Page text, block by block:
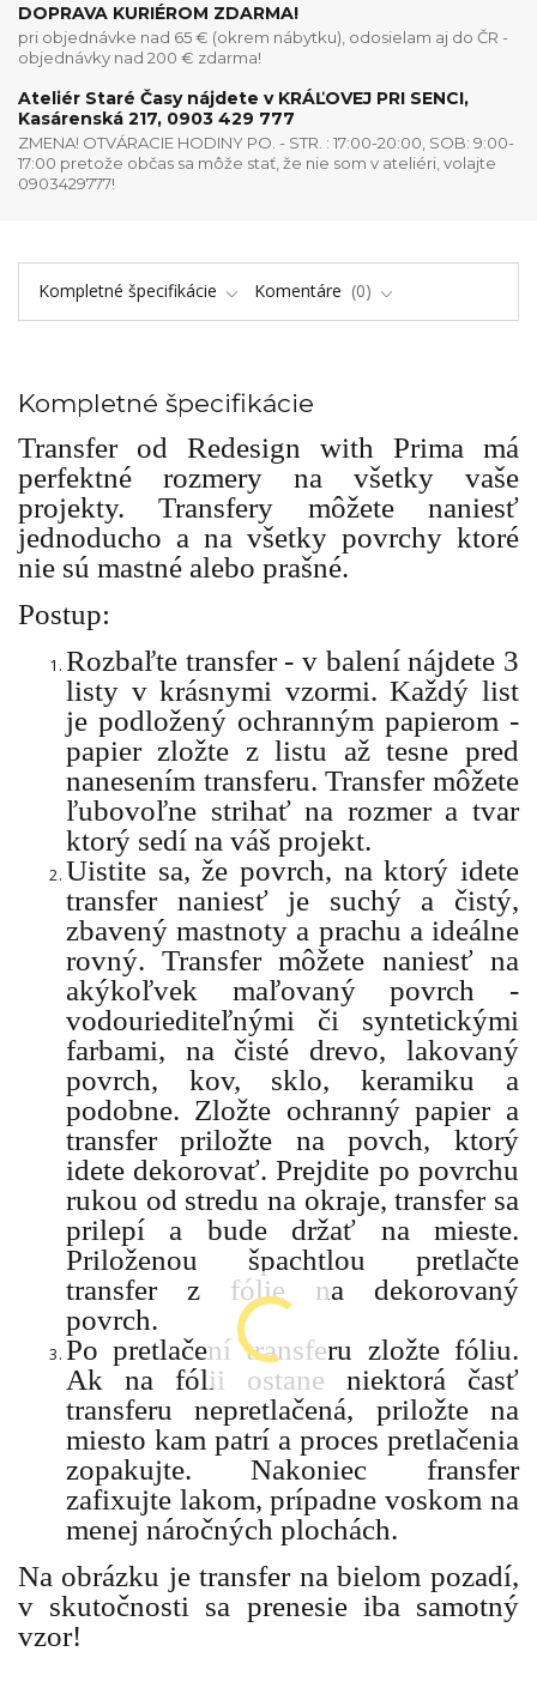
DOPRAVA KURIÉROM ZDARMA!
pri objednávke nad 65 € (okrem nábytku), odosielam aj do ČR -
objednávky nad 200 € zdarma!
Ateliér Staré Časy nájdete v KRÁĽOVEJ PRI SENCI,
Kasárenská 217, 0903 429 777
ZMENA! OTVÁRACIE HODINY PO. - STR. : 17:00-20:00, SOB: 9:00-
17:00 pretože občas sa môže stať, že nie som v ateliéri, volajte
0903429777!
Kompletné špecifikácie Komentáre 0
Kompletné špecifikácie
Transfer od Redesign with Prima má
perfektné rozmery na všetky vaše
projekty. Transfery môžete naniesť
jednoducho a na všetky povrchy ktoré
nie sú mastné alebo prašné.
Postup:
Rozbaľte transfer - v balení nájdete 3
listy v krásnymi vzormi. Každý list
je podložený ochranným papierom -
papier zložte z listu až tesne pred
nanesením transferu. Transfer môžete
ľubovoľne strihať na rozmer a tvar
ktorý sedí na váš projekt.
Uistite sa, že povrch, na ktorý idete
transfer naniesť je suchý a čistý,
zbavený mastnoty a prachu a ideálne
rovný. Transfer môžete naniesť na
akýkoľvek maľovaný povrch -
vodouriediteľnými či syntetickými
farbami, na čisté drevo, lakovaný
povrch, kov, sklo, keramiku a
podobne. Zložte ochranný papier a
transfer priložte na povch, ktorý
idete dekorovať. Prejdite po povrchu
rukou od stredu na okraje, transfer sa
prilepí a bude držať na mieste.
Priloženou špachtlou pretlačte
transfer z fólie na dekorovaný
povrch.
Po pretlačení transferu zložte fóliu.
Ak na fólii ostane niektorá časť
transferu nepretlačená, priložte na
miesto kam patrí a proces pretlačenia
zopakujte. Nakoniec fransfer
zafixujte lakom, prípadne voskom na
menej náročných plochách.
Na obrázku je transfer na bielom pozadí,
v skutočnosti sa prenesie iba samotný
vzor!